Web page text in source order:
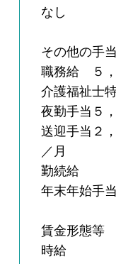
なし
その他の手
職務給 ５，
介護福祉士
夜勤手当５
送迎手当２
／月
勤続給
年末年始手当
賃金形態等
時給